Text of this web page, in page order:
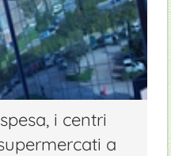
i centri
a